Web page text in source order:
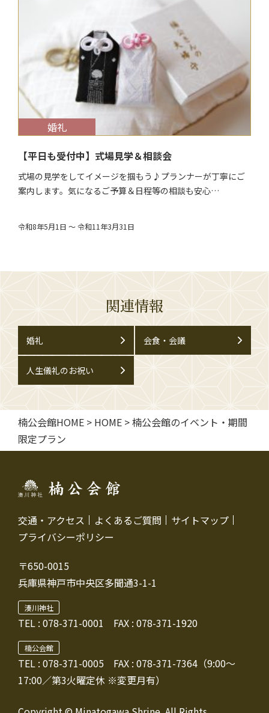
$target_date
婚礼
【平日も受付中】式場見学＆相談会
式場の見学をしてイメージを掴もう♪プランナーが丁寧にご
案内します。気になるご予算＆日程等の相談も安心…
令和8年5月1日 ～ 令和11年3月31日
関連情報
婚礼 会食・会議
人生儀礼のお祝い
楠公会館HOME > HOME >楠公会館のイベント・期間
限定プラン
交通・アクセス よくあるご質問
サイトマップ
プライバシーポリシー
〒650-0015
兵庫県神戸市中央区多聞通3-1-1
湊川神社
TEL : 078-371-0001 FAX : 078-371-1920
楠公会館
TEL : 078-371-0005 FAX : 078-371-7364（9:00～
17:00／第3火曜定休 ※変更月有）